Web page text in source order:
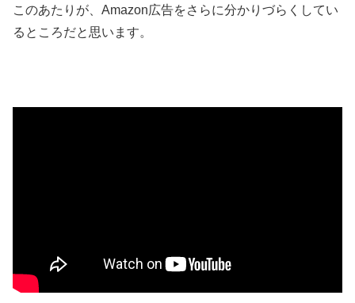
このあたりが、Amazon広告をさらに分かりづらくしてい
るところだと思います。